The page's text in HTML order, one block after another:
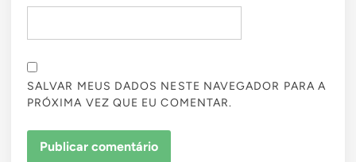
SALVAR MEUS DADOS NESTE NAVEGADOR PARA A
PRÓXIMA VEZ QUE EU COMENTAR.